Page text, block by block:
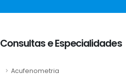
Consultas e Especialidades
Acufenometria